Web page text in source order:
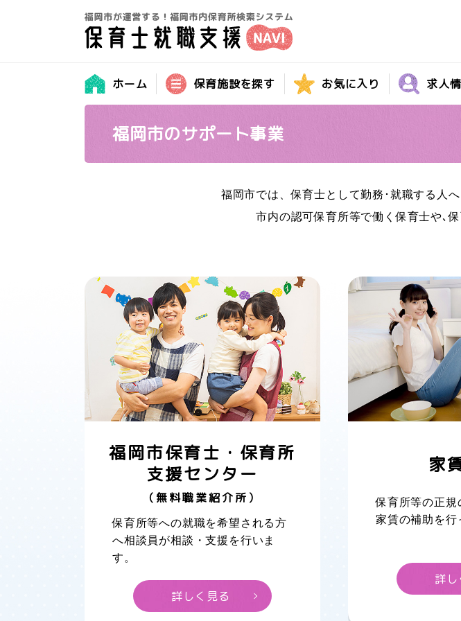
ホーム 保育施設を探す お気に入り 求人
福岡市のサポート事業
福岡市では、保育士として勤務･就職する人
市内の認可保育所等で働く保育士や､
福岡市保育士・保育所
支援センター
（無料職業紹介所）
保育所等への就職を希望される方
へ相談員が相談・支援を行いま
す。
詳しく見る
家
保育所等の正規
家賃の補助を行
詳し